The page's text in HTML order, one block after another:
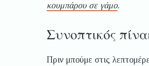
κουμπάρου σε γάμο.
Συνοπτικός
Πριν μπούμε στις